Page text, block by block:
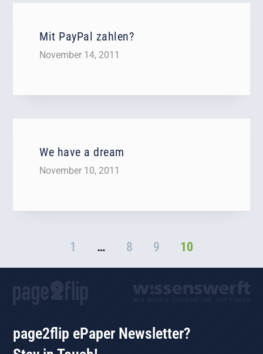
Mit PayPal zahlen?
November 14, 2011
We have a dream
November 10, 2011
1 … 8 9 10
page2flip ePaper Newsletter?